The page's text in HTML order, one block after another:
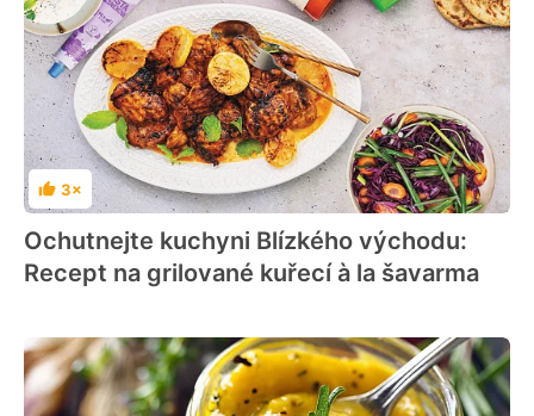
Hodnocení
3×
Ochutnejte kuchyni Blízkého východu:
Recept na grilované kuřecí à la šavarma